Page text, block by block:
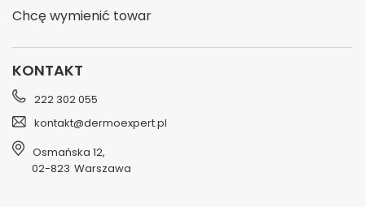
Chcę wymienić towar
KONTAKT
222 302 055
kontakt@dermoexpert.pl
Osmańska 12,
02-823 Warszawa